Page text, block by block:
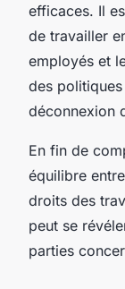
efficaces. Il
de travailler
employés et
des
déconnexion
En fin de
équilibre
droits des
peut se
parties